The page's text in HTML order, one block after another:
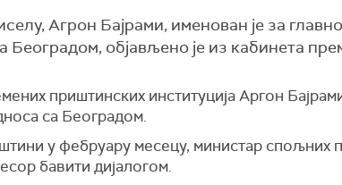
Агрон Бајрами, именован је за
Београдом, објављено је из кабинета
приштинских институција Аргон
са Београдом.
у фебруару месецу, министар
бавити дијалогом.